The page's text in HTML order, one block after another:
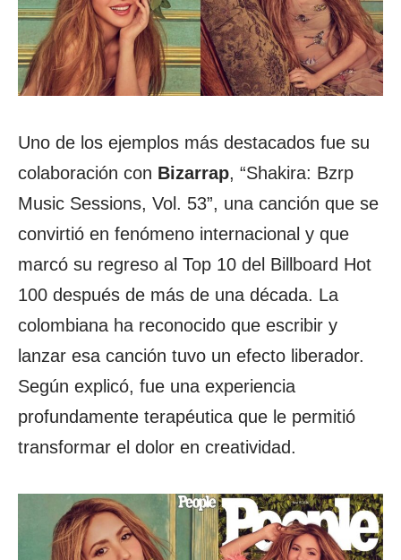
Uno de los ejemplos más destacados fue su
colaboración con Bizarrap, “Shakira: Bzrp
Music Sessions, Vol. 53”, una canción que se
convirtió en fenómeno internacional y que
marcó su regreso al Top 10 del Billboard Hot
100 después de más de una década. La
colombiana ha reconocido que escribir y
lanzar esa canción tuvo un efecto liberador.
Según explicó, fue una experiencia
profundamente terapéutica que le permitió
transformar el dolor en creatividad.